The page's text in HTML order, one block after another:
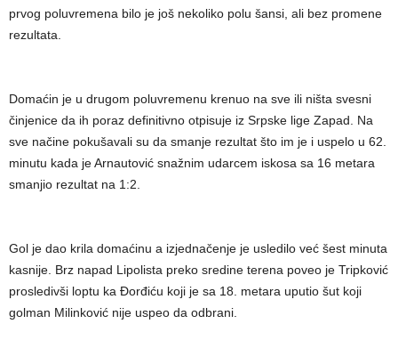
prvog poluvremena bilo je još nekoliko polu šansi, ali bez promene
rezultata.
Domaćin je u drugom poluvremenu krenuo na sve ili ništa svesni
činjenice da ih poraz definitivno otpisuje iz Srpske lige Zapad. Na
sve načine pokušavali su da smanje rezultat što im je i uspelo u 62.
minutu kada je Arnautović snažnim udarcem iskosa sa 16 metara
smanjio rezultat na 1:2.
Gol je dao krila domaćinu a izjednačenje je usledilo već šest minuta
kasnije. Brz napad Lipolista preko sredine terena poveo je Tripković
prosledivši loptu ka Đorđiću koji je sa 18. metara uputio šut koji
golman Milinković nije uspeo da odbrani.